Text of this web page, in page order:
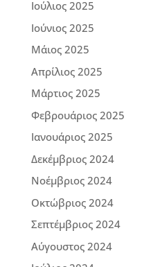
Ιούλιος 2025
Ιούνιος 2025
Μάιος 2025
Απρίλιος 2025
Μάρτιος 2025
Φεβρουάριος 2025
Ιανουάριος 2025
Δεκέμβριος 2024
Νοέμβριος 2024
Οκτώβριος 2024
Σεπτέμβριος 2024
Αύγουστος 2024